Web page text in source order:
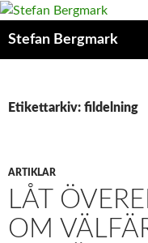
Stefan Bergmark
Etikettarkiv: fildelning
ARTIKLAR
LÅT
OM